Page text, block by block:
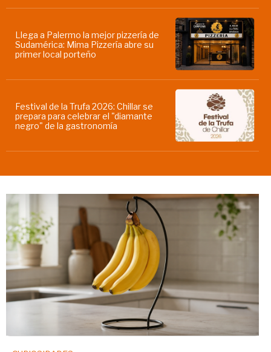
Llega a Palermo la mejor pizzería de
Sudamérica: Mima Pizzería abre su
primer local porteño
Festival de la Trufa 2026: Chillar se
prepara para celebrar el "diamante
negro" de la gastronomía